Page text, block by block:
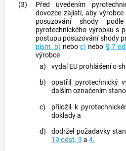
(3)
Před uvedením
dovozcezajistí, aby výrobce
posuzování shody
pyrotechnického výrobku s
postupu posuzování shody
písm. b) nebo c) nebo § 7
výrobce
a)
vydal EU prohlášení o
b)
opatřil pyrotechnický
dalším označením
c)
přiložil k
doklady a
d)
dodržel požadavky
19 odst. 3 a4.